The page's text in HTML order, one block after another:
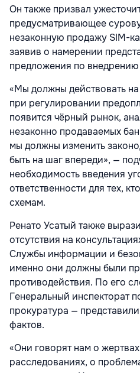
Он также призвал
предусматривающее
незаконную продажу SIM-
заявив о намерении
предложения по внедрению
«Мы должны действовать
при регулировании
появится чёрный рынок,
незаконно продаваемых
мы должны изменить
быть на шаг впереди», —
необходимость введения
ответственности для тех,
схемам.
Ренато Усатый также
отсутствия на
Службы информации и
именно они должны были
противодействия. По его
Генеральный инспекторат
прокуратура —
фактов.
«Они говорят нам о
расследованиях, о